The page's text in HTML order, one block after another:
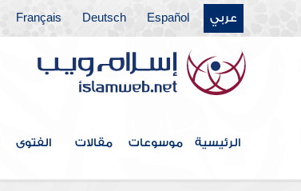
عربي Español
Deutsch
Français
الرئيسية موسوعات مقالات الفتوى